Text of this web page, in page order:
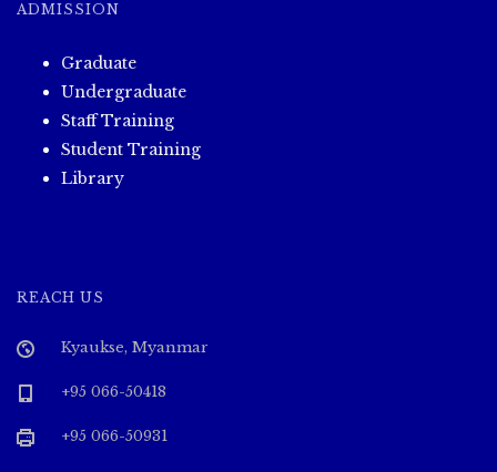
ADMISSION
Graduate
Undergraduate
Staff Training
Student Training
Library
REACH US
Kyaukse, Myanmar
+95 066-50418
+95 066-50931